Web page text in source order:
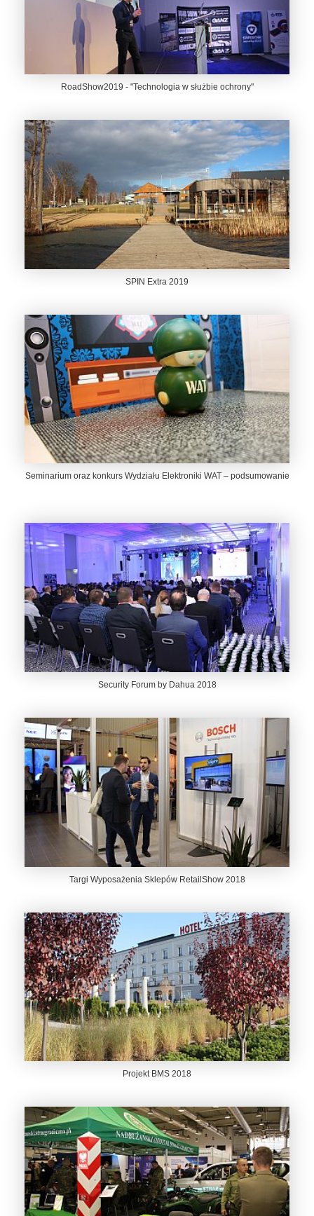
RoadShow2019 - "Technologia w służbie ochrony"
SPIN Extra 2019
Seminarium oraz konkurs Wydziału Elektroniki WAT – podsumowanie
Security Forum by Dahua 2018
Targi Wyposażenia Sklepów RetailShow 2018
Projekt BMS 2018